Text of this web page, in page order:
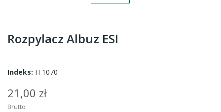
Rozpylacz Albuz ESI
Indeks: H 1070
21,00 zł
Brutto